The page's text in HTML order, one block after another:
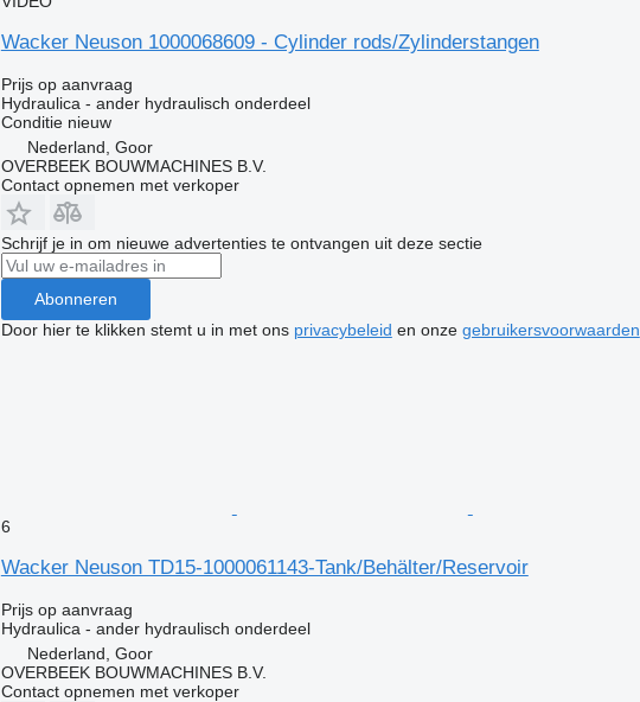
Wacker Neuson 1000068609 - Cylinder rods/Zylinderstangen
Prijs op aanvraag
Hydraulica - ander hydraulisch onderdeel
Conditienieuw
Nederland, Goor
OVERBEEK BOUWMACHINES B.V.
Contact opnemen met verkoper
Schrijf je in om nieuwe advertenties te ontvangen uit deze sectie
Abonneren
Door hier te klikken stemt u in met ons privacybeleid en onze gebruikersvoorwaarden
6
Wacker Neuson TD15-1000061143-Tank/Behälter/Reservoir
Prijs op aanvraag
Hydraulica - ander hydraulisch onderdeel
Nederland, Goor
OVERBEEK BOUWMACHINES B.V.
Contact opnemen met verkoper